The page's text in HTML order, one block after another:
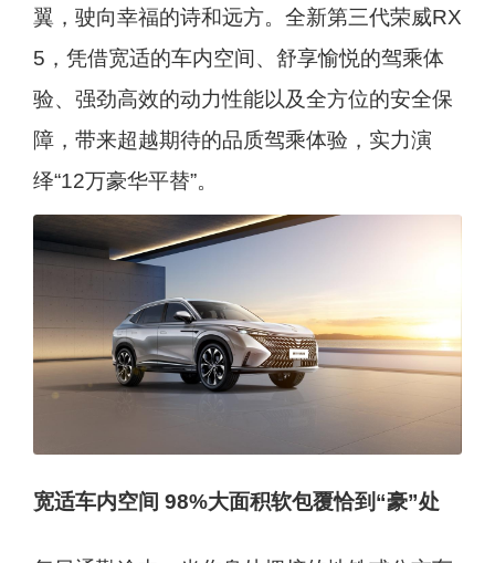
翼，驶向幸福的诗和远方。全新第三代荣威RX
5，凭借宽适的车内空间、舒享愉悦的驾乘体
验、强劲高效的动力性能以及全方位的安全保
障，带来超越期待的品质驾乘体验，实力演
绎“12万豪华平替”。
宽适车内空间 98%大面积软包覆恰到“豪”处